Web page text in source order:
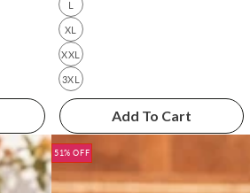
L
XL
XXL
3XL
Add To Cart
51% OFF